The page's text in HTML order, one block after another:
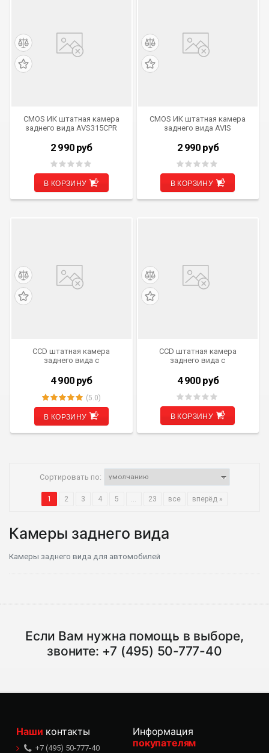
CMOS ИК штатная камера
заднего вида AVS315CPR
TOYOTA
2 990 руб
В КОРЗИНУ
CMOS ИК штатная камера
заднего вида AVIS
(#097) для TOYOTA LAND
CRUISER PRADO 90 / 120
2 990 руб
В КОРЗИНУ
CCD штатная камера
заднего вида c
AVIS Electronics AVS326CPR
(#065) для NISSAN TEANA/
ALMERA III (G11) (2012-...) /
SUZUKI SX4 SEDAN
4 900 руб
(5.0)
В КОРЗИНУ
CCD штатная камера
заднего вида c
AVIS Electronics AVS326CPR
(#124) для RENAULT DUSTER,
LADA X-RAY
4 900 руб
В КОРЗИНУ
Сортировать по:
1 2 3 4 5 ... 23 все вперёд »
Камеры заднего вида
Камеры заднего вида для автомобилей
Если Вам нужна помощь в выборе,
звоните: +7 (495) 50-777-40
Наши контакты
+7 (495) 50-777-40
Информация
покупателям